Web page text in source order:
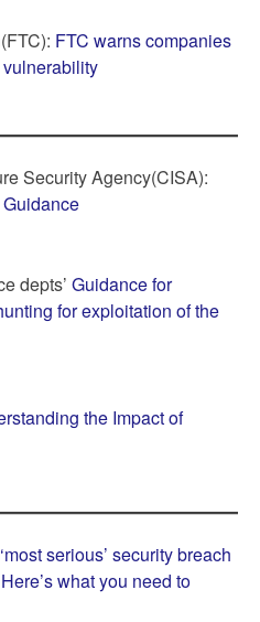
FTC warns companies
Security Agency(CISA):
depts’ Guidance for
for exploitation of the
the Impact of
serious’ security breach
what you need to